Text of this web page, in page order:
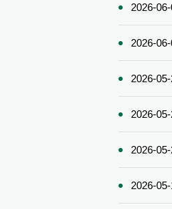
2026-
2026-
2026-
2026-
2026-
2026-